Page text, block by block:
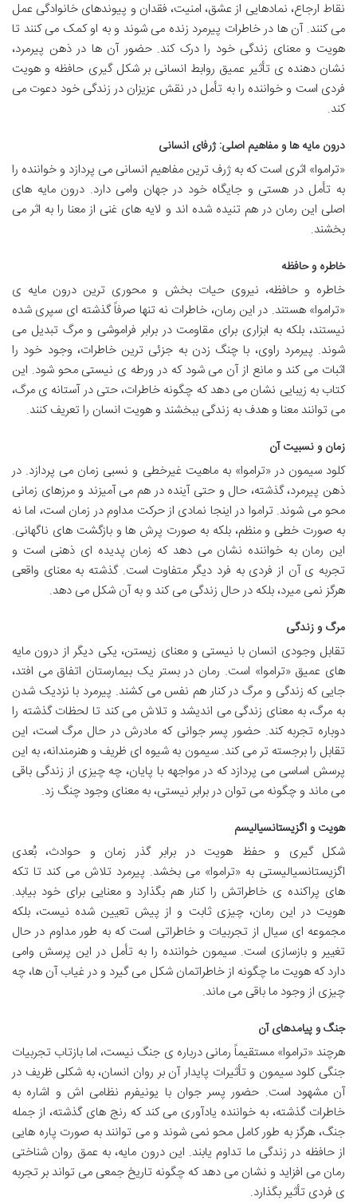
نقاط ارجاع، نمادهایی از عشق، امنیت، فقدان و پیوندهای خانوادگی عمل
می کنند. آن ها در خاطرات پیرمرد زنده می شوند و به او کمک می کنند تا
هویت و معنای زندگی خود را درک کند. حضور آن ها در ذهن پیرمرد،
نشان دهنده ی تأثیر عمیق روابط انسانی بر شکل گیری حافظه و هویت
فردی است و خواننده را به تأمل در نقش عزیزان در زندگی خود دعوت می
کند.
درون مایه ها و مفاهیم اصلی: ژرفای انسانی
«تراموا» اثری است که به ژرف ترین مفاهیم انسانی می پردازد و خواننده را
به تأمل در هستی و جایگاه خود در جهان وامی دارد. درون مایه های
اصلی این رمان در هم تنیده شده اند و لایه های غنی از معنا را به اثر می
بخشند.
خاطره و حافظه
خاطره و حافظه، نیروی حیات بخش و محوری ترین درون مایه ی
«تراموا» هستند. در این رمان، خاطرات نه تنها صرفاً گذشته ای سپری شده
نیستند، بلکه به ابزاری برای مقاومت در برابر فراموشی و مرگ تبدیل می
شوند. پیرمرد راوی، با چنگ زدن به جزئی ترین خاطرات، وجود خود را
اثبات می کند و مانع از آن می شود که در ورطه ی نیستی محو شود. این
کتاب به زیبایی نشان می دهد که چگونه خاطرات، حتی در آستانه ی مرگ،
می توانند معنا و هدف به زندگی ببخشند و هویت انسان را تعریف کنند.
زمان و نسبیت آن
کلود سیمون در «تراموا» به ماهیت غیرخطی و نسبی زمان می پردازد. در
ذهن پیرمرد، گذشته، حال و حتی آینده در هم می آمیزند و مرزهای زمانی
محو می شوند. تراموا در اینجا نمادی از حرکت مداوم در زمان است، اما نه
به صورت خطی و منظم، بلکه به صورت پرش ها و بازگشت های ناگهانی.
این رمان به خواننده نشان می دهد که زمان پدیده ای ذهنی است و
تجربه ی آن از فردی به فرد دیگر متفاوت است. گذشته به معنای واقعی
هرگز نمی میرد، بلکه در حال زندگی می کند و به آن شکل می دهد.
مرگ و زندگی
تقابل وجودی انسان با نیستی و معنای زیستن، یکی دیگر از درون مایه
های عمیق «تراموا» است. رمان در بستر یک بیمارستان اتفاق می افتد،
جایی که زندگی و مرگ در کنار هم نفس می کشند. پیرمرد با نزدیک شدن
به مرگ، به معنای زندگی می اندیشد و تلاش می کند تا لحظات گذشته را
دوباره تجربه کند. حضور پسر جوانی که مادرش در حال مرگ است، این
تقابل را برجسته تر می کند. سیمون به شیوه ای ظریف و هنرمندانه، به این
پرسش اساسی می پردازد که در مواجهه با پایان، چه چیزی از زندگی باقی
می ماند و چگونه می توان در برابر نیستی، به معنای وجود چنگ زد.
هویت و اگزیستانسیالیسم
شکل گیری و حفظ هویت در برابر گذر زمان و حوادث، بُعدی
اگزیستانسیالیستی به «تراموا» می بخشد. پیرمرد تلاش می کند تا تکه
های پراکنده ی خاطراتش را کنار هم بگذارد و معنایی برای خود بیابد.
هویت در این رمان، چیزی ثابت و از پیش تعیین شده نیست، بلکه
مجموعه ای سیال از تجربیات و خاطراتی است که به طور مداوم در حال
تغییر و بازسازی است. سیمون خواننده را به تأمل در این پرسش وامی
دارد که هویت ما چگونه از خاطراتمان شکل می گیرد و در غیاب آن ها، چه
چیزی از وجود ما باقی می ماند.
جنگ و پیامدهای آن
هرچند «تراموا» مستقیماً رمانی درباره ی جنگ نیست، اما بازتاب تجربیات
جنگی کلود سیمون و تأثیرات پایدار آن بر روان انسان، به شکلی ظریف در
آن مشهود است. حضور پسر جوان با یونیفرم نظامی اش و اشاره به
خاطرات گذشته، به خواننده یادآوری می کند که رنج های گذشته، از جمله
جنگ، هرگز به طور کامل محو نمی شوند و می توانند به صورت پاره هایی
از حافظه در زندگی ما تداوم یابند. این درون مایه، به عمق روان شناختی
رمان می افزاید و نشان می دهد که چگونه تاریخ جمعی می تواند بر تجربه
ی فردی تأثیر بگذارد.